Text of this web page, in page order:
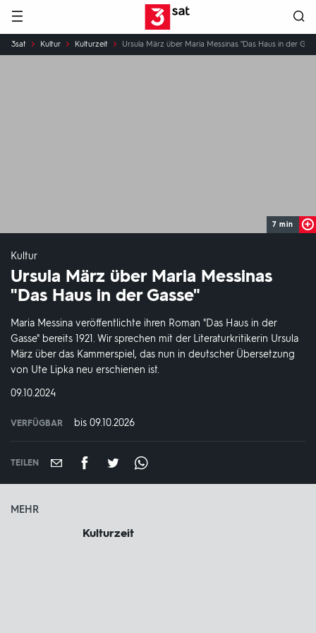
Hauptnavigation 3SAT
Sie
sind
3sat Kultur Kulturzeit Ursula März über Maria Messinas "Das Haus in der
7 min
Kultur
Ursula März über Maria Messinas
"Das Haus in der Gasse"
Maria Messina veröffentlichte ihren Roman "Das Haus in der
Gasse" bereits 1921. Wir sprechen mit der Literaturkritikerin Ursula
März über das Kammerspiel, das nun in deutscher Übersetzung
von Ute Lipka neu erschienen ist.
DATUM:
09.10.2024
VERFÜGBAR bis 09.10.2026
TEILEN
MEHR
Kulturzeit